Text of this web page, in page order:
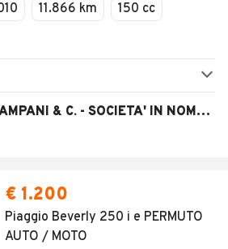
11.866 km
150 cc
MOTOMANIA DI P.CAMPANI & C. - SOCIETA' IN NOME COLLETTIVO
€ 1.200
Piaggio Beverly 250 i e PERMUTO
AUTO / MOTO